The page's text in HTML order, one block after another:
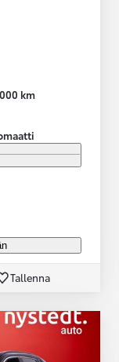
km
Tallenna